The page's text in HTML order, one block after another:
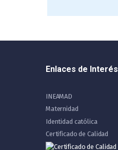
Enlaces de Interés
INEAMAD
Maternidad
Identidad católica
Certificado de Calidad